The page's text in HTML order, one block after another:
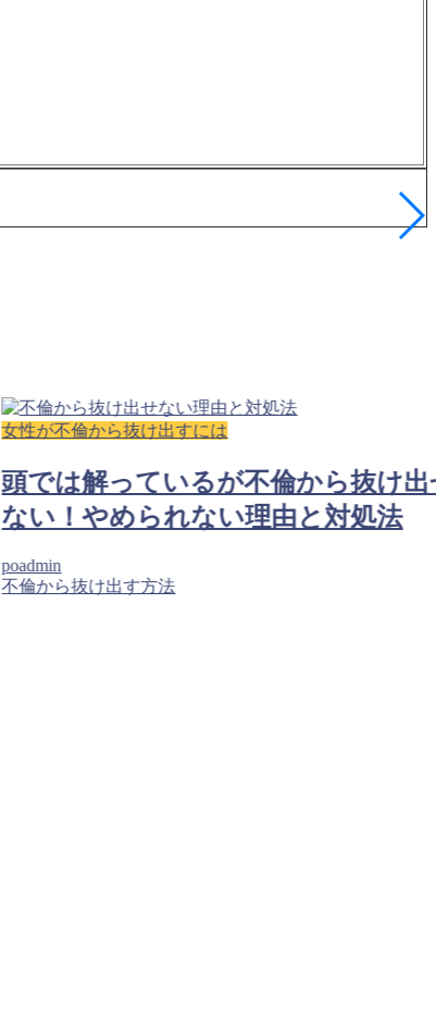
女性が不倫から抜け出すには
頭では解っているが不倫から抜け出
ない！やめられない理由と対処法
poadmin
不倫から抜け出す方法